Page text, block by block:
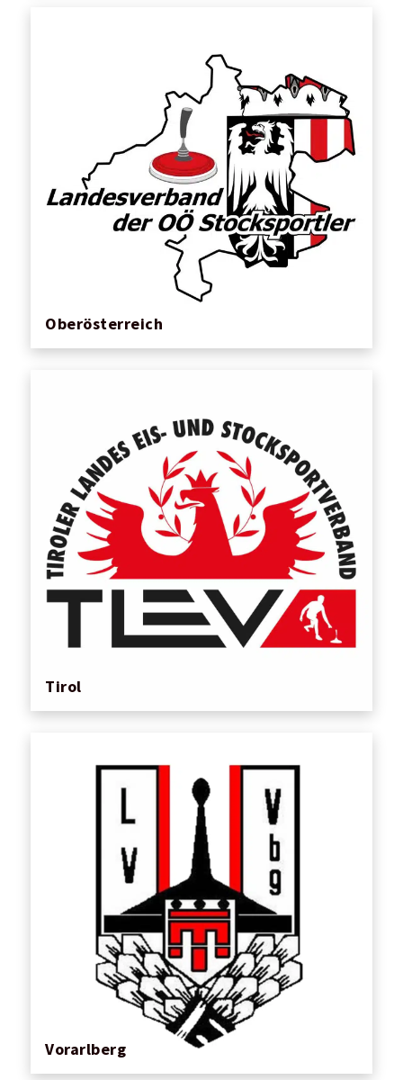
Oberösterreich
Tirol
Vorarlberg